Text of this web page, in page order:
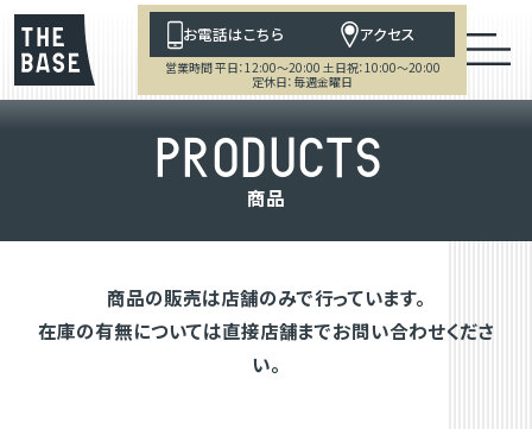
お電話はこちら アクセス
営業時間 平日：12:00～20:00 土日祝：10:00～20:00
定休日：毎週金曜日
PRODUCTS
商品
商品の販売は店舗のみで行っています。
在庫の有無については直接店舗までお問い合わせくださ
い。